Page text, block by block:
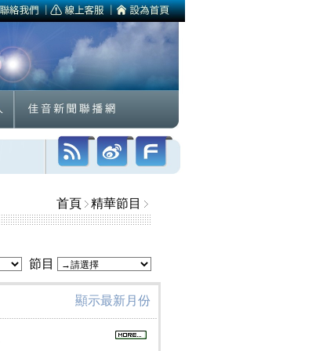
首頁 精華節目
節目
顯示最新月份